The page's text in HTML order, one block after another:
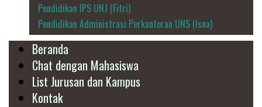
Pendidikan IPS UNJ (Fitri)
Pendidikan Administrasi Perkantoran UNS (Isna)
Beranda
Chat dengan Mahasiswa
List Jurusan dan Kampus
Kontak